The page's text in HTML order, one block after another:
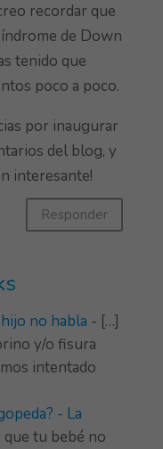
recordar que
de Down
tenido que
poco a poco.
por inaugurar
del blog, y
interesante!
Responder
no habla - […]
y/o fisura
intentado
- La
tu bebé no